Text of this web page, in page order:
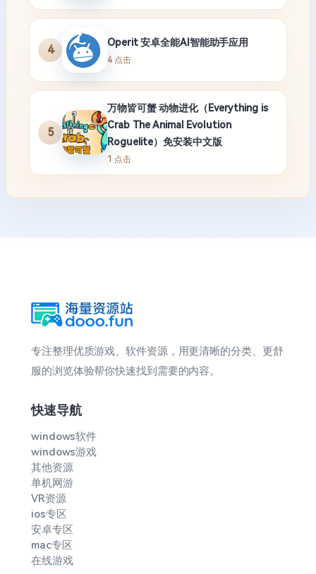
4
Operit 安卓全能AI智能助手应用
4 点击
5
万物皆可蟹 动物进化（Everything is
Crab The Animal Evolution
Roguelite）免安装中文版
1 点击
专注整理优质游戏、软件资源，用更清晰的分类、更舒
服的浏览体验帮你快速找到需要的内容。
快速导航
windows软件
windows游戏
其他资源
单机网游
VR资源
ios专区
安卓专区
mac专区
在线游戏